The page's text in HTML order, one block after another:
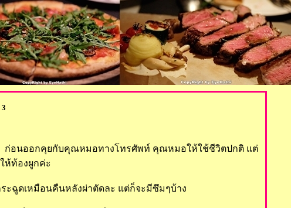
ก่อนออกคุยกับคุณหมอทางโทรศัพท์ คุณหมอให้ใช้ชีวิตปกติ แต่
ห้ท้องผูกค่ะ
ะฉูดเหมือนคืนหลังผ่าตัดละ แต่ก็จะมีซึมๆบ้าง